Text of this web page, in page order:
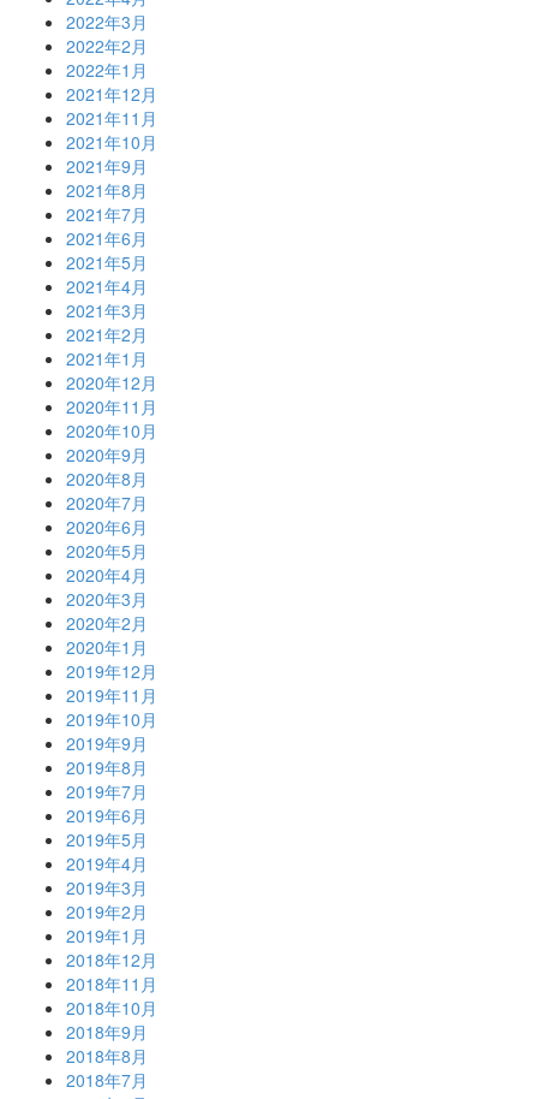
2022年3月
2022年2月
2022年1月
2021年12月
2021年11月
2021年10月
2021年9月
2021年8月
2021年7月
2021年6月
2021年5月
2021年4月
2021年3月
2021年2月
2021年1月
2020年12月
2020年11月
2020年10月
2020年9月
2020年8月
2020年7月
2020年6月
2020年5月
2020年4月
2020年3月
2020年2月
2020年1月
2019年12月
2019年11月
2019年10月
2019年9月
2019年8月
2019年7月
2019年6月
2019年5月
2019年4月
2019年3月
2019年2月
2019年1月
2018年12月
2018年11月
2018年10月
2018年9月
2018年8月
2018年7月